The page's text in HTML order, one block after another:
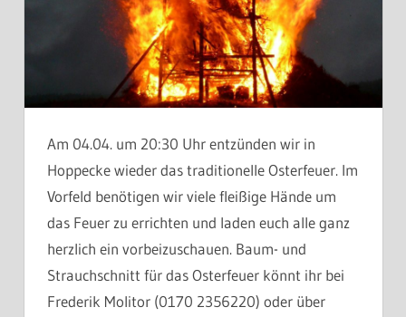
Am 04.04. um 20:30 Uhr entzünden wir in
Hoppecke wieder das traditionelle Osterfeuer. Im
Vorfeld benötigen wir viele fleißige Hände um
das Feuer zu errichten und laden euch alle ganz
herzlich ein vorbeizuschauen. Baum- und
Strauchschnitt für das Osterfeuer könnt ihr bei
Frederik Molitor (0170 2356220) oder über